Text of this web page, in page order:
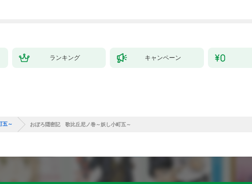
ランキング キャンペーン
五～ おぼろ隠密記 歌比丘尼ノ巻～妖し小町五～